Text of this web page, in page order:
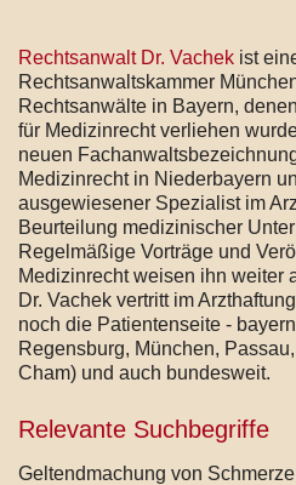
Rechtsanwalt Dr. Vachek ist
Rechtsanwaltskammer
Rechtsanwälte in Bayern,
für Medizinrecht verliehen
neuen
Medizinrecht in Niederbayern
ausgewiesener Spezialist im
Beurteilung medizinischer
Regelmäßige Vorträge und
Medizinrecht weisen ihn weiter
Dr. Vachek vertritt im
noch die Patientenseite -
Regensburg, München,
Cham) und auch bundesweit.
Relevante Suchbegriffe
Geltendmachung von